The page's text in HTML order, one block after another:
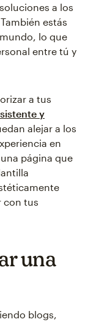
a los
estás
lo que
entre tú y
a tus
y
alejar a los
en
página que
con tus
una
blogs,